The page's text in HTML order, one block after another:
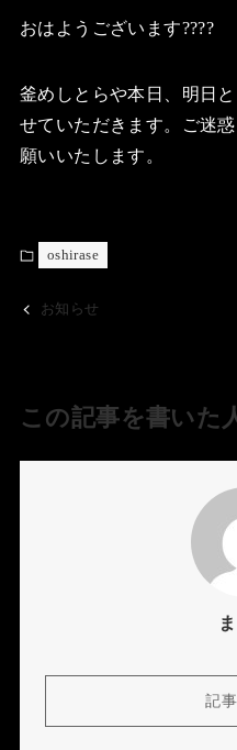
おはようございます????
釜めしとらや本日、明日
せていただきます。ご迷
願いいたします。
oshirase
お知らせ
この記事を書いた
記